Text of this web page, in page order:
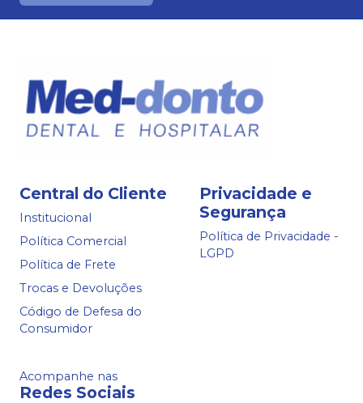
Central do Cliente
Institucional
Política Comercial
Política de Frete
Trocas e Devoluções
Código de Defesa do
Consumidor
Privacidade e
Segurança
Política de Privacidade -
LGPD
Acompanhe nas
Redes Sociais